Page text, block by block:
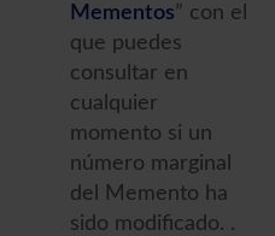
Mementos” con el
que puedes
consultar en
cualquier
momento si un
número marginal
del Memento ha
sido modificado. .